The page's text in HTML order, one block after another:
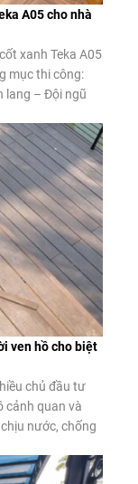
A05 cho nhà
xanh Teka A05
mục thi công:
lang – Đội ngũ
cá cốt xanh
ven hồ cho biệt
chủ đầu tư
cảnh quan và
nước, chống
trình thực tế